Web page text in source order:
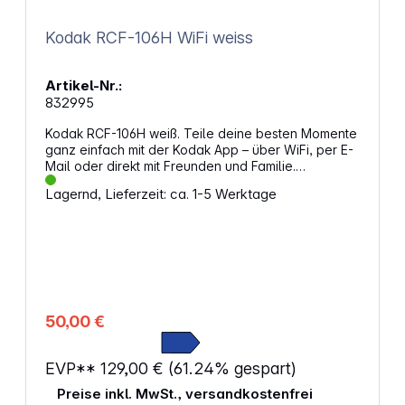
Kodak RCF-106H WiFi weiss
Artikel-Nr.:
832995
Kodak RCF-106H weiß. Teile deine besten Momente
ganz einfach mit der Kodak App – über WiFi, per E-
Mail oder direkt mit Freunden und Familie.
Unterstützt 2,4-GHz WLAN-Verbindungen und lade
unbegrenzt viele Liebste ein, deine Fotos und
Kodak Classic Frame App teilen. Sofortige
Benachrichtigungen und praktische FunktionenDer
Rahmen zeigt dir eine Benachrichtigung an, wenn
du neue Inhalte erhältst, sodass du die schönsten
Momente des Lebens sofort mit Familie und
Freunden teilen kannst. Der Rahmen verfügt über
Lagernd, Lieferzeit: ca. 1-5 Werktage
50,00 €
EVP** 129,00 € (61.24% gespart)
Preise inkl. MwSt., versandkostenfrei